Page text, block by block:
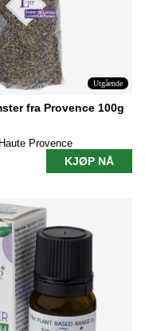
Utgående
fra Provence 100g
Provence
KJØP NÅ